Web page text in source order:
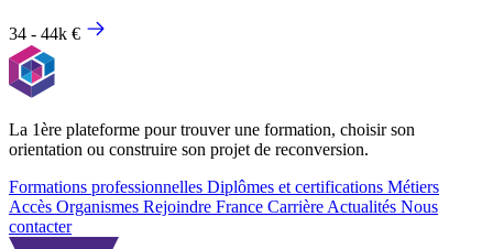
34 - 44k €
La 1ère plateforme pour trouver une formation, choisir son
orientation ou construire son projet de reconversion.
Formations professionnelles Diplômes et certifications Métiers
Accès Organismes Rejoindre France Carrière Actualités Nous
contacter